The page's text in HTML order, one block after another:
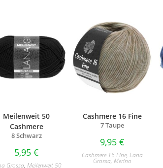
Meilenweit 50
Cashmere
8 Schwarz
5,95 €
Grossa, Meilenweit 50
Cashmere 16 Fine
7 Taupe
9,95€
Cashmere 16 Fine,Lana
Grossa,Merino